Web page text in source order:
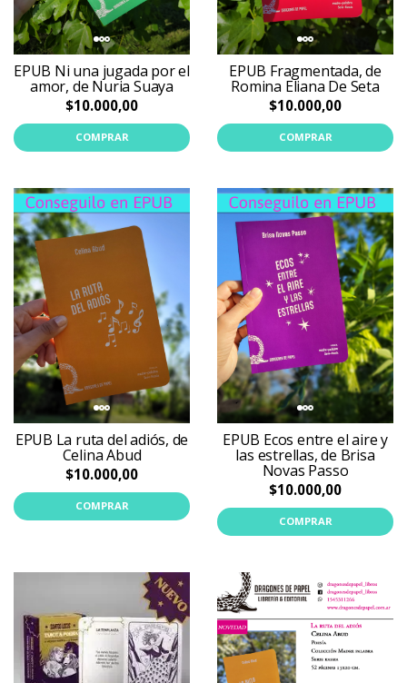
EPUB Ni una jugada por el
amor, de Nuria Suaya
$10.000,00
COMPRAR
EPUB Fragmentada, de
Romina Eliana De Seta
$10.000,00
COMPRAR
EPUB La ruta del adiós, de
Celina Abud
$10.000,00
COMPRAR
EPUB Ecos entre el aire y
las estrellas, de Brisa
Novas Passo
$10.000,00
COMPRAR